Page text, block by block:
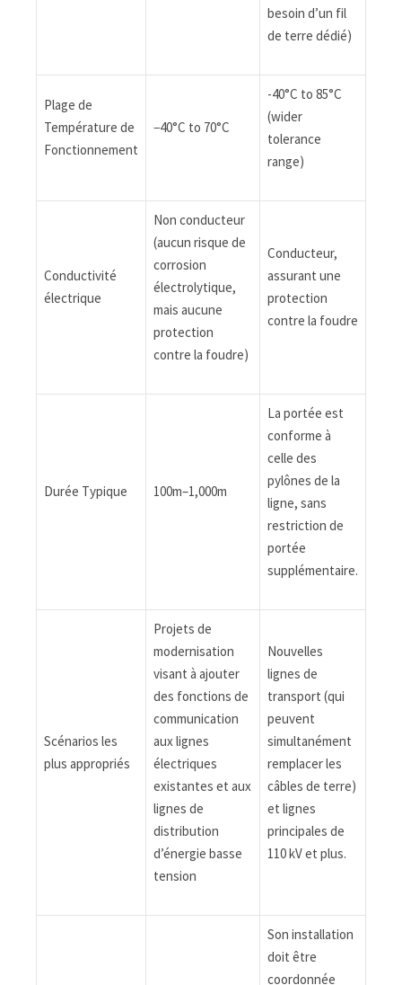
besoin d’un fil
de terre dédié)
Plage de
Température de
Fonctionnement
−40°C to 70°C
-40°C to 85°C
(wider
tolerance
range)
Conductivité
électrique
Non conducteur
(aucun risque de
corrosion
électrolytique,
mais aucune
protection
contre la foudre)
Conducteur,
assurant une
protection
contre la foudre
Durée Typique 100m–1,000m
La portée est
conforme à
celle des
pylônes de la
ligne, sans
restriction de
portée
supplémentaire.
Scénarios les
plus appropriés
Projets de
modernisation
visant à ajouter
des fonctions de
communication
aux lignes
électriques
existantes et aux
lignes de
distribution
d’énergie basse
tension
Nouvelles
lignes de
transport (qui
peuvent
simultanément
remplacer les
câbles de terre)
et lignes
principales de
110 kV et plus.
Son installation
doit être
coordonnée